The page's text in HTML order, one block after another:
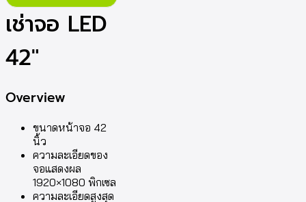
เช่าจอ LED
42″
Overview
ขนาดหน้าจอ 42
นิ้ว
ความละเอียดของ
จอแสดงผล
1920×1080 พิกเซล
ความละเอียดสูงสุด